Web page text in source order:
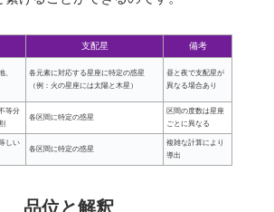
支配星 備考
、
各元素に対応する星座に特定の惑星
（例：火の星座には太陽と木星）
昼と夜で支配星が
異なる場合あり
等分
各区間に特定の惑星
区間の度数は星座
ごとに異なる
しい
各区間に特定の惑星
複雑な計算により
導出
品位と解釈